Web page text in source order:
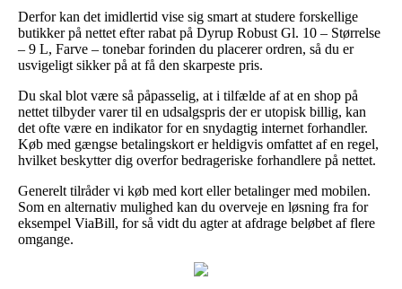
Derfor kan det imidlertid vise sig smart at studere forskellige
butikker på nettet efter rabat på Dyrup Robust Gl. 10 – Størrelse
– 9 L, Farve – tonebar forinden du placerer ordren, så du er
usvigeligt sikker på at få den skarpeste pris.
Du skal blot være så påpasselig, at i tilfælde af at en shop på
nettet tilbyder varer til en udsalgspris der er utopisk billig, kan
det ofte være en indikator for en snydagtig internet forhandler.
Køb med gængse betalingskort er heldigvis omfattet af en regel,
hvilket beskytter dig overfor bedrageriske forhandlere på nettet.
Generelt tilråder vi køb med kort eller betalinger med mobilen.
Som en alternativ mulighed kan du overveje en løsning fra for
eksempel ViaBill, for så vidt du agter at afdrage beløbet af flere
omgange.